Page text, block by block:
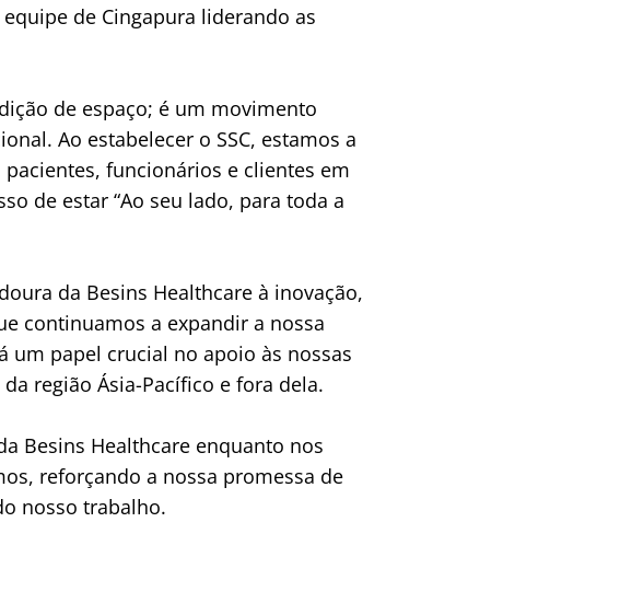
de Cingapura liderando as
de espaço; é um movimento
Ao estabelecer o SSC, estamos a
funcionários e clientes em
de estar “Ao seu lado, para toda a
da Besins Healthcare à inovação,
continuamos a expandir a nossa
um papel crucial no apoio às nossas
região Ásia-Pacífico e fora dela.
Besins Healthcare enquanto nos
reforçando a nossa promessa de
nosso trabalho.